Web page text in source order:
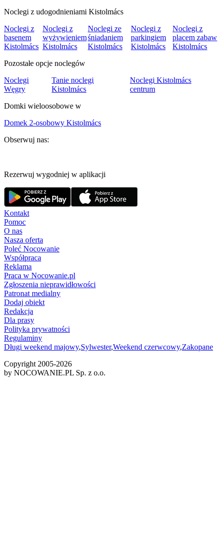
Noclegi z udogodnieniami Kistolmács
Noclegi z
basenem
Kistolmács
Noclegi z
wyżywieniem
Kistolmács
Noclegi ze
śniadaniem
Kistolmács
Noclegi z
parkingiem
Kistolmács
Noclegi z
placem zabaw
Kistolmács
Pozostałe opcje noclegów
Noclegi
Węgry
Tanie noclegi
Kistolmács
Noclegi Kistolmács
centrum
Domki wieloosobowe w
Domek 2-osobowy Kistolmács
Obserwuj nas:
Rezerwuj wygodniej w aplikacji
Kontakt
Pomoc
O nas
Nasza oferta
Poleć Nocowanie
Współpraca
Reklama
Praca w Nocowanie.pl
Zgłoszenia nieprawidłowości
Patronat medialny
Dodaj obiekt
Redakcja
Dla prasy
Polityka prywatności
Regulaminy
Długi weekend majowy,Sylwester,Weekend czerwcowy,Zakopane
Copyright 2005-2026
by NOCOWANIE.PL Sp. z o.o.